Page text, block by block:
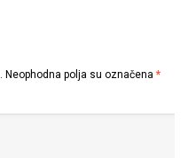
Neophodna polja su označena *